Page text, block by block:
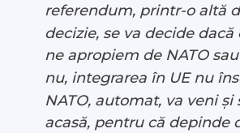
referendum, printr-o altă
decizie, se va decide dacă
ne apropiem de NATO
nu, integrarea în UE nu
NATO, automat, va veni și
acasă, pentru că depinde